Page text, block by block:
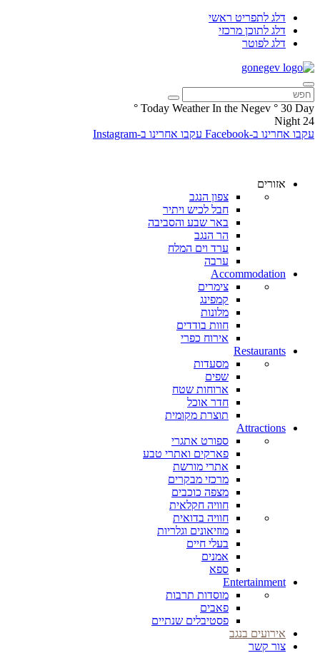
דלג לתפריט ראשי
דלג לתוכן מרכזי
דלג לפוטר
Today Weather In the Negev ° 30 Day
°
24
Night
עקבו אחרינו ב-Facebook
עקבו אחרינו ב-Instagram
אזורים
צפון הנגב
חבל לכיש ויתיר
באר שבע והסביבה
הר הנגב
ערד וים המלח
ערבה
Accommodation
צימרים
קמפינג
מלונות
חוות בודדים
אירוח כפרי
Restaurants
מסעדות
שפים
ארוחות שטח
חדר אוכל
תוצרת מקומית
Attractions
ספורט אתגרי
פארקים ואתרי טבע
אתרי מורשת
מרכזי מבקרים
מצפה כוכבים
חוויה חקלאית
חוויה בדואית
מוזיאונים וגלריות
בעלי חיים
אמנים
ספא
Entertainment
מוסדות תרבות
פאבים
פסטיבלים שנתיים
אירועים בנגב
צור קשר